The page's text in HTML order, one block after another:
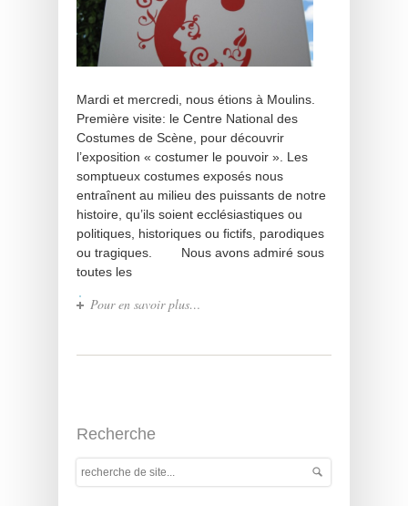
Mardi et mercredi, nous étions à Moulins.
Première visite: le Centre National des
Costumes de Scène, pour découvrir
l’exposition « costumer le pouvoir ». Les
somptueux costumes exposés nous
entraînent au milieu des puissants de notre
histoire, qu’ils soient ecclésiastiques ou
politiques, historiques ou fictifs, parodiques
ou tragiques. Nous avons admiré sous
toutes les
Pour en savoir plus…
Recherche